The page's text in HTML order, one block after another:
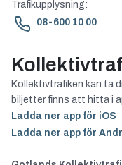
Trafikupplysning:
08-600 10 00
Kollektivtrafiken kan ta
biljetter finns att hitta i
Ladda ner app för iOS
Ladda ner app för